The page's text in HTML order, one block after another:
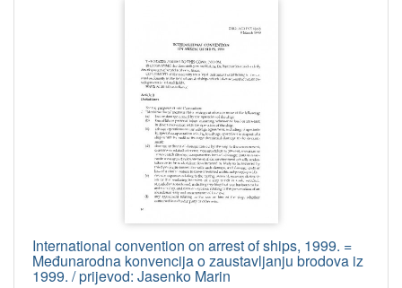
International convention on arrest of ships, 1999. =
Međunarodna konvencija o zaustavljanju brodova iz
1999. / prijevod: Jasenko Marin